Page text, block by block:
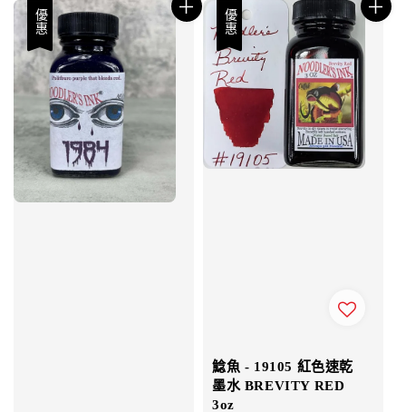
優惠 優惠
鯰魚 - 19105 紅色速乾
墨水 BREVITY RED
3oz